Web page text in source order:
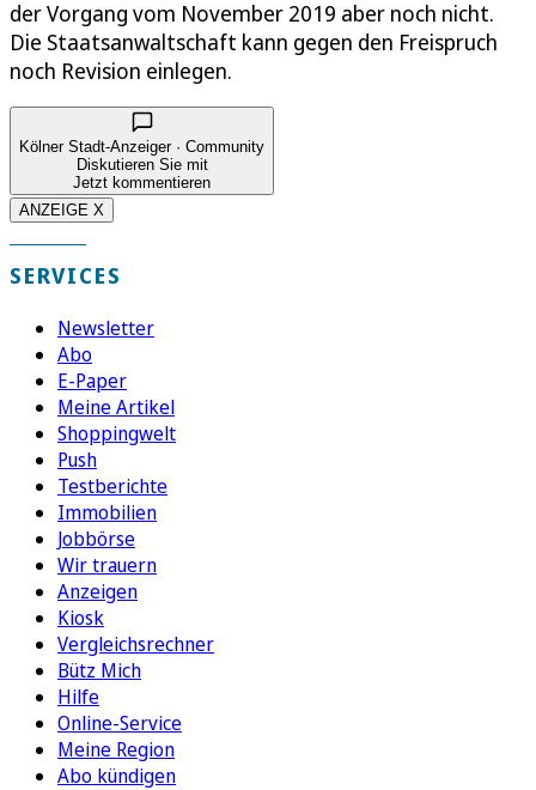
der Vorgang vom November 2019 aber noch nicht.
Die Staatsanwaltschaft kann gegen den Freispruch
noch Revision einlegen.
Kölner Stadt-Anzeiger · Community
Diskutieren Sie mit
Jetzt kommentieren
ANZEIGE X
SERVICES
Newsletter
Abo
E-Paper
Meine Artikel
Shoppingwelt
Push
Testberichte
Immobilien
Jobbörse
Wir trauern
Anzeigen
Kiosk
Vergleichsrechner
Bütz Mich
Hilfe
Online-Service
Meine Region
Abo kündigen